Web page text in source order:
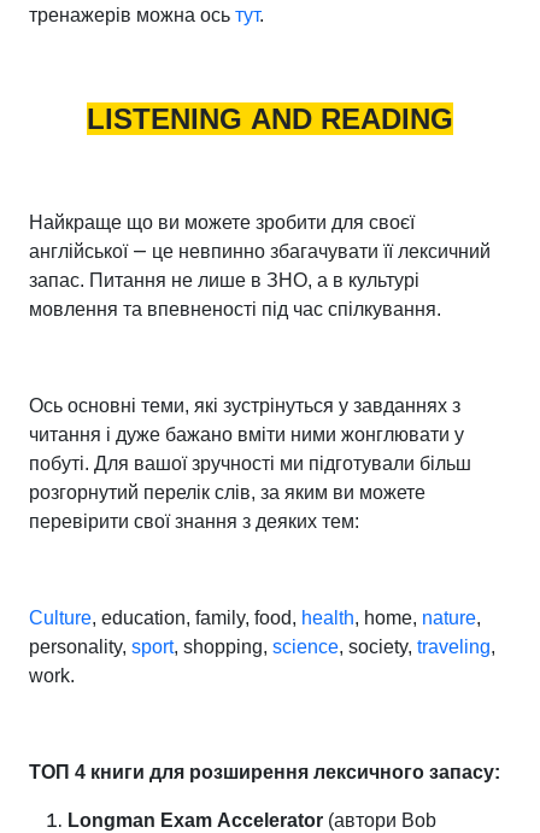
тренажерів можна ось тут.
LISTENING AND READING
Найкраще що ви можете зробити для своєї
англійської — це невпинно збагачувати її лексичний
запас. Питання не лише в ЗНО, а в культурі
мовлення та впевненості під час спілкування.
Ось основні теми, які зустрінуться у завданнях з
читання і дуже бажано вміти ними жонглювати у
побуті. Для вашої зручності ми підготували більш
розгорнутий перелік слів, за яким ви можете
перевірити свої знання з деяких тем:
Culture, education, family, food, health, home, nature,
personality, sport, shopping, science, society, traveling,
work.
ТОП 4 книги для розширення лексичного запасу:
Longman Exam Accelerator (автори Bob